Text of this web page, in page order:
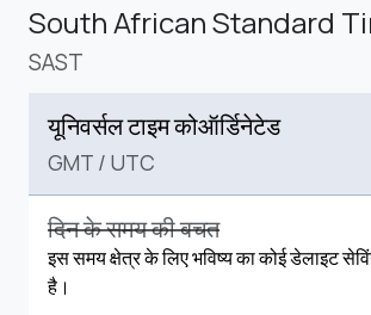
South African Standard
SAST
यूनिवर्सल टाइम कोऑर्डिनेटेड
GMT / UTC
दिन के समय की बचत
इस समय क्षेत्र के लिए भविष्य का कोई डेलाइट
है।